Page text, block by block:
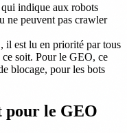
indique aux robots
ne peuvent pas crawler
, il est lu en priorité par tous
soit. Pour le GEO, ce
blocage, pour les bots
pour le GEO